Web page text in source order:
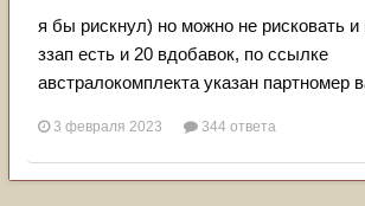
я бы рискнул) но можно не рисковать и
ззап есть и 20 вдобавок, по ссылке
австралокомплекта указан партномер
3 февраля 2023 344 ответа